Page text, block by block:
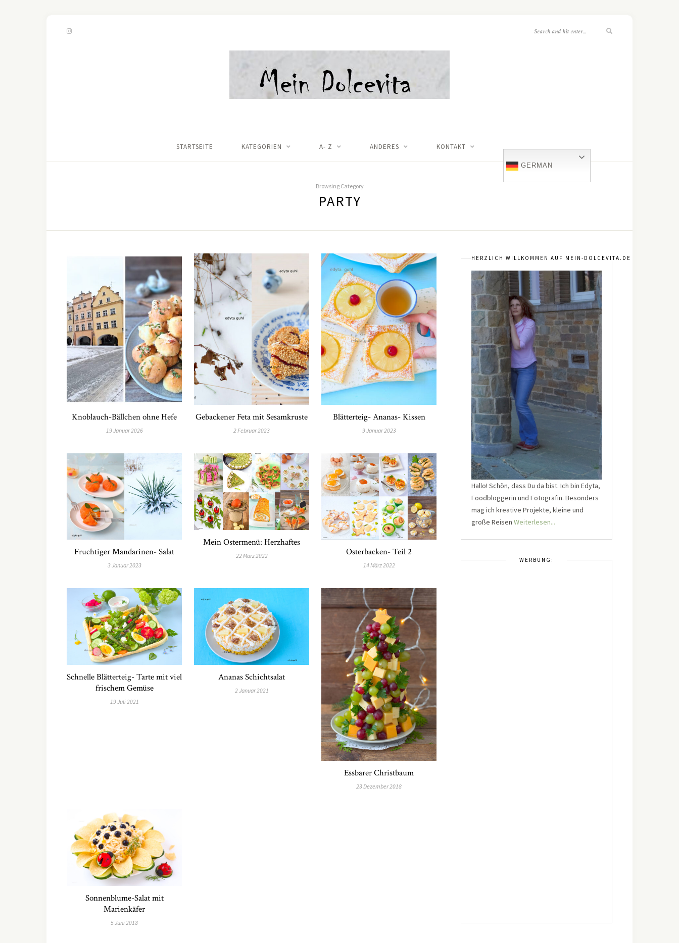
STARTSEITE KATEGORIEN A- Z ANDERES KONTAKT
GERMAN
Browsing Category
PARTY
Knoblauch-Bällchen ohne Hefe
19 Januar 2026
Gebackener Feta mit Sesamkruste
2 Februar 2023
Blätterteig- Ananas- Kissen
9 Januar 2023
Fruchtiger Mandarinen- Salat
3 Januar 2023
Mein Ostermenü: Herzhaftes
22 März 2022 Osterbacken- Teil 2
14 März 2022
Schnelle Blätterteig- Tarte mit viel
frischem Gemüse
19 Juli 2021
Ananas Schichtsalat
2 Januar 2021
Essbarer Christbaum
23 Dezember 2018
Sonnenblume-Salat mit
Marienkäfer
5 Juni 2018
HERZLICH WILLKOMMEN AUF MEIN-DOLCEVITA.DE
Hallo! Schön, dass Du da bist. Ich bin Edyta,
Foodbloggerin und Fotografin. Besonders
mag ich kreative Projekte, kleine und
große Reisen Weiterlesen...
WERBUNG: